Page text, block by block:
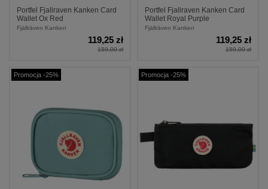
Portfel Fjallraven Kanken Card
Wallet Ox Red
Fjällräven Kanken
119,25 zł
159,00 zł
Portfel Fjallraven Kanken Card
Wallet Royal Purple
Fjällräven Kanken
119,25 zł
159,00 zł
Promocja -25% Promocja -25%